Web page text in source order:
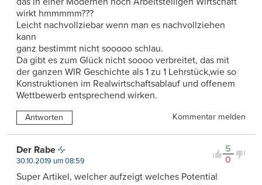
wirkt hmmmmm???
Leicht nachvollziebar wenn man es nachvollziehen
kann
ganz bestimmt nicht sooooo schlau.
Da gibt es zum Glück nicht soooo verbreitet, das mit
der ganzen WIR Geschichte als 1 zu 1 Lehrstück,wie so
Konstruktionen im Realwirtschaftsablauf und offenem
Wettbewerb entsprechend wirken.
Antworten Kommentar melden
5
0
Der Rabe
30.10.2019 um 08:59
Super Artikel, welcher aufzeigt welches Potential